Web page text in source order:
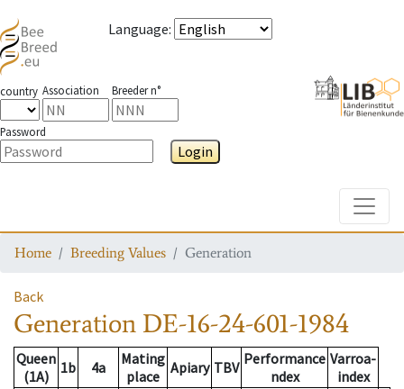
Language:
country Association Breeder n°
Password
Login
Home Breeding Values Generation
Back
Generation DE-16-24-601-1984
Queen
(1A)
1b 4a
Mating
place Apiary TBV Performance
ndex
Varroa-
index